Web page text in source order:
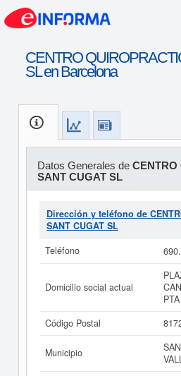
CENTRO
SL en Barcelona
Datos Generales de CENTRO
SANT CUGAT SL
Dirección y teléfono de
SANT CUGAT SL
Teléfono
Domicilio social actual
Código Postal
Municipio